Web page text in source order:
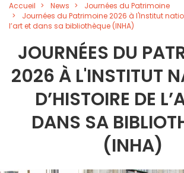
Accueil News
Journées du Patrimoine
Journées du Patrimoine 2026 à l'Institut
l’art et dans sa bibliothèque (INHA)
JOURNÉES DU
2026 À L'INSTITUT
D’HISTOIRE DE
DANS SA
(INHA)